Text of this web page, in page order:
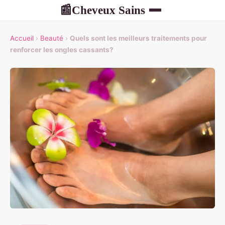
📰Cheveux Sains
Accueil › Beauté › Quels sont les meilleurs traitements pour
renforcer les ongles cassants?